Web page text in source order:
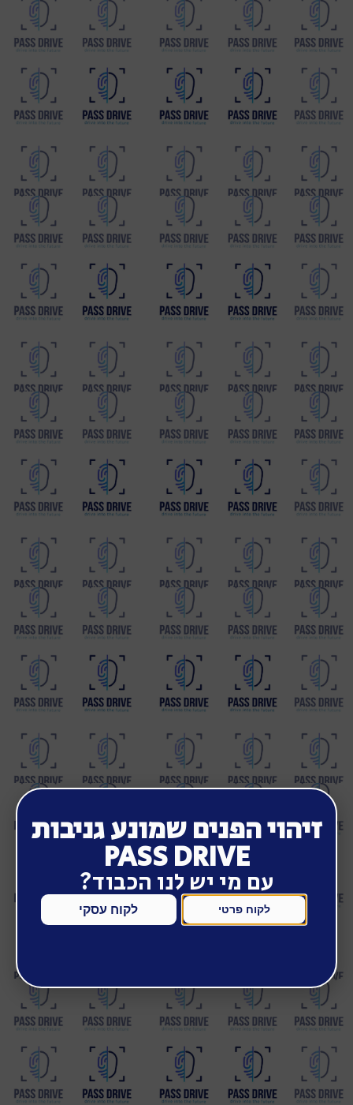
להתחברות משתמשים
לכם זה לא יקרה!
הניתנת בחינם לכל לקוח!
ספרו לי עוד
זיהוי הפנים שמונע גניבות
PASS DRIVE
עם מי יש לנו הכבוד?
לקוח פרטי לקוח עסקי